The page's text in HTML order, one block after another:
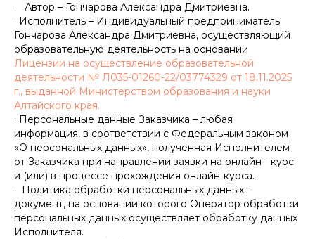
· Автор – Гончарова Александра Дмитриевна.
· Исполнитель – Индивидуальный предприниматель
Гончарова Александра Дмитриевна, осуществляющий
образовательную деятельность на основании
Лицензии на осуществление образовательной
деятельности № Л035-01260-22/03774329 от 18.11.2025
г., выданной Министерством образования и науки
Алтайского края.
· Персональные данные Заказчика – любая
информация, в соответствии с Федеральным законом
«О персональных данных», полученная Исполнителем
от Заказчика при направлении заявки на онлайн - курс
и (или) в процессе прохождения онлайн-курса.
· Политика обработки персональных данных –
документ, на основании которого Оператор обработки
персональных данных осуществляет обработку данных
Исполнителя.